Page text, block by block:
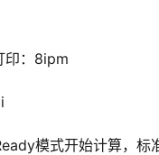
印：8ipm
模式开始计算，标